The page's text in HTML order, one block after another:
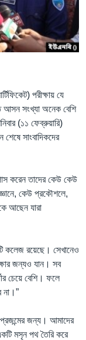
পরীক্ষায় যে
আসন সংখ্যা অনেক বেশি
(১১ ফেব্রুয়ারি)
সাংবাদিকদের
পাস করেন তাদের কেউ কেউ
কেউ প্রকৌশলে,
আছেন যারা
কলেজ রয়েছে। সেখানেও
জন্যও যান। সব
চেয়ে বেশি। ফলে
না।”
জন্য। আমাদের
মসৃন পথ তৈরি করে